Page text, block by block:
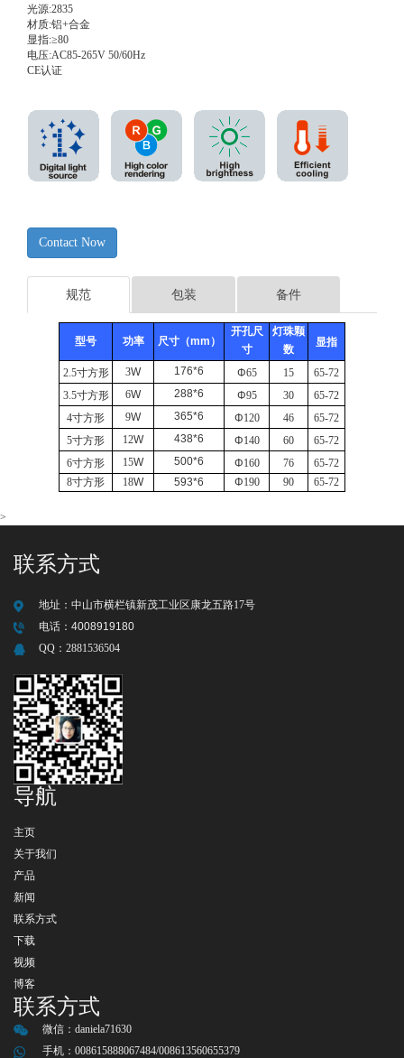
光源:2835
材质:铝+合金
显指:≥80
电压:AC85-265V 50/60Hz
CE认证
Contact Now
规范 包装 备件
型号 功率 尺寸（mm）
开孔尺
寸
灯珠颗
数
显指
2.5寸方形 3W 176*6 Φ65 15
65-72
3.5寸方形 6W 288*6 Φ95 30
65-72
4寸方形 9W 365*6 Φ120 46
65-72
5寸方形 12W 438*6 Φ140 60
65-72
6寸方形 15W 500*6 Φ160 76
65-72
8寸方形 18W 593*6 Φ190 90 65-72
>
联系方式
地址： 中山市横栏镇新茂工业区康龙五路17号
电话： 4008919180
QQ： 2881536504
导航
主页
关于我们
产品
新闻
联系方式
下载
视频
博客
联系方式
微信： daniela71630
手机：008615888067484/008613560655379